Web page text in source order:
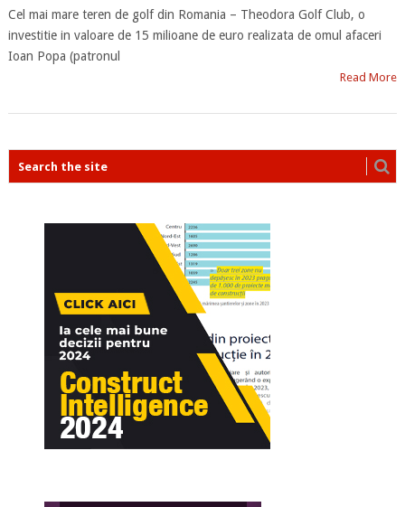
Cel mai mare teren de golf din Romania – Theodora Golf Club, o
investitie in valoare de 15 milioane de euro realizata de omul afaceri
Ioan Popa (patronul
Read More
POSTS
NAVIGATION